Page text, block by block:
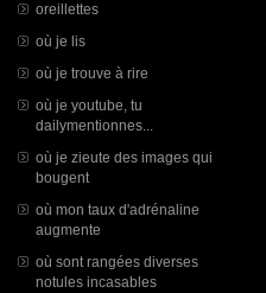
oreillettes
où je lis
où je trouve à rire
où je youtube, tu
dailymentionnes...
où je zieute des images qui
bougent
où mon taux d'adrénaline
augmente
où sont rangées diverses
notules incasables